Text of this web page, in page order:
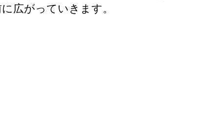
広がっていきます。